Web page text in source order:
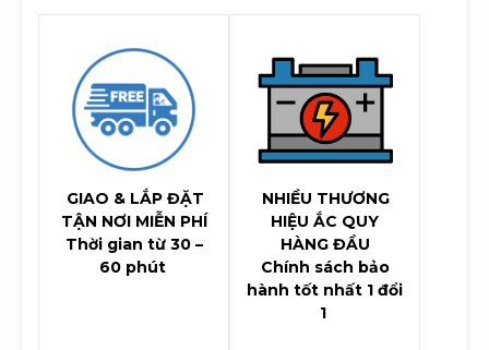
GIAO & LẮP ĐẶT
TẬN NƠI MIỄN PHÍ
Thời gian từ 30 –
60 phút
NHIỀU THƯƠNG
HIỆU ẮC QUY
HÀNG ĐẦU
Chính sách bảo
hành tốt nhất 1 đổi
1